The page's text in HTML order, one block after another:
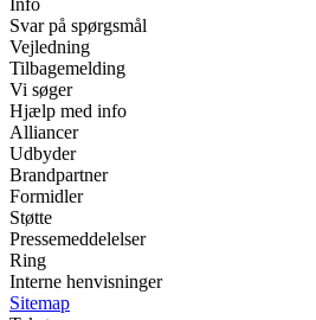
Info
Svar på spørgsmål
Vejledning
Tilbagemelding
Vi søger
Hjælp med info
Alliancer
Udbyder
Brandpartner
Formidler
Støtte
Pressemeddelelser
Ring
Interne henvisninger
Sitemap